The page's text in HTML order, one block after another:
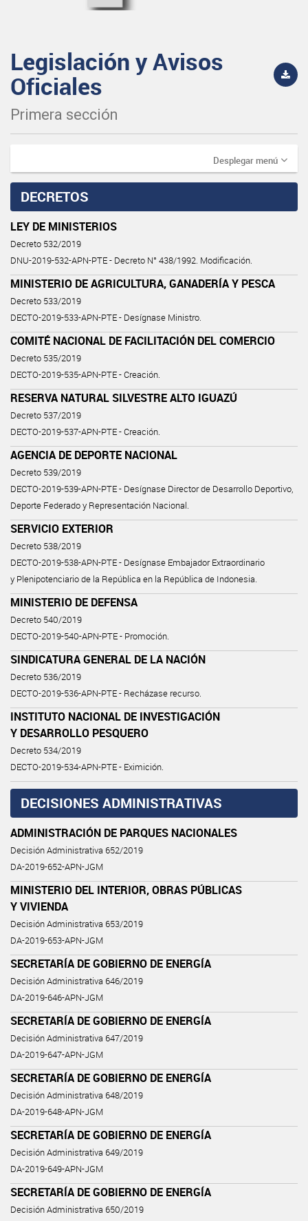
Legislación y Avisos
Oficiales
Primera sección
Desplegar menú
DECRETOS
LEY DE MINISTERIOS
Decreto 532/2019
DNU-2019-532-APN-PTE - Decreto N° 438/1992. Modificación.
MINISTERIO DE AGRICULTURA, GANADERÍA Y PESCA
Decreto 533/2019
DECTO-2019-533-APN-PTE - Desígnase Ministro.
COMITÉ NACIONAL DE FACILITACIÓN DEL COMERCIO
Decreto 535/2019
DECTO-2019-535-APN-PTE - Creación.
RESERVA NATURAL SILVESTRE ALTO IGUAZÚ
Decreto 537/2019
DECTO-2019-537-APN-PTE - Creación.
AGENCIA DE DEPORTE NACIONAL
Decreto 539/2019
DECTO-2019-539-APN-PTE - Desígnase Director de Desarrollo Deportivo,
Deporte Federado y Representación Nacional.
SERVICIO EXTERIOR
Decreto 538/2019
DECTO-2019-538-APN-PTE - Desígnase Embajador Extraordinario
y Plenipotenciario de la República en la República de Indonesia.
MINISTERIO DE DEFENSA
Decreto 540/2019
DECTO-2019-540-APN-PTE - Promoción.
SINDICATURA GENERAL DE LA NACIÓN
Decreto 536/2019
DECTO-2019-536-APN-PTE - Recházase recurso.
INSTITUTO NACIONAL DE INVESTIGACIÓN
Y DESARROLLO PESQUERO
Decreto 534/2019
DECTO-2019-534-APN-PTE - Eximición.
DECISIONES ADMINISTRATIVAS
ADMINISTRACIÓN DE PARQUES NACIONALES
Decisión Administrativa 652/2019
DA-2019-652-APN-JGM
MINISTERIO DEL INTERIOR, OBRAS PÚBLICAS
Y VIVIENDA
Decisión Administrativa 653/2019
DA-2019-653-APN-JGM
SECRETARÍA DE GOBIERNO DE ENERGÍA
Decisión Administrativa 646/2019
DA-2019-646-APN-JGM
SECRETARÍA DE GOBIERNO DE ENERGÍA
Decisión Administrativa 647/2019
DA-2019-647-APN-JGM
SECRETARÍA DE GOBIERNO DE ENERGÍA
Decisión Administrativa 648/2019
DA-2019-648-APN-JGM
SECRETARÍA DE GOBIERNO DE ENERGÍA
Decisión Administrativa 649/2019
DA-2019-649-APN-JGM
SECRETARÍA DE GOBIERNO DE ENERGÍA
Decisión Administrativa 650/2019